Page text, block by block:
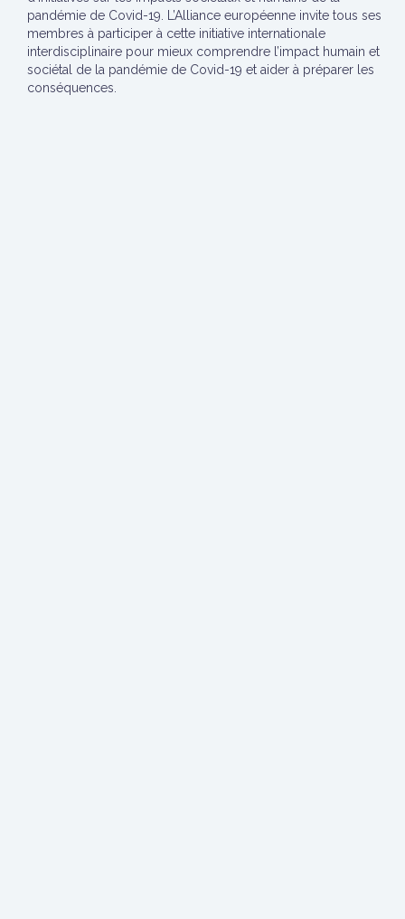
pandémie de Covid-19. L’Alliance européenne invite tous ses
membres à participer à cette initiative internationale
interdisciplinaire pour mieux comprendre l’impact humain et
sociétal de la pandémie de Covid-19 et aider à préparer les
conséquences.